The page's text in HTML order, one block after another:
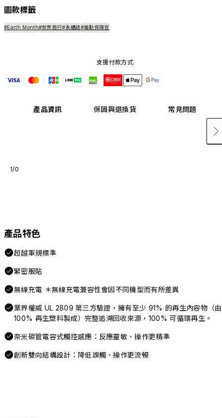
圖款標籤
#Earth Month#世界旅行#永續誌#後勤保障官
支援付款方式
產品資訊 保固與退換貨 常見問題
1/0
產品特色
超越軍規標準
緊密服貼
無線充電 ＊無線充電兼容性會因不同機型而有所差異
業界權威 UL 2809 第三方驗證，擁有至少 91% 的再生內容物（由
100% 再生塑料製成）完整追溯回收來源，100% 可循環再生。
奈米碳管電容式觸控感應：反應靈敏、操作更精準
創新雙向結構設計：降低誤觸、操作更流暢